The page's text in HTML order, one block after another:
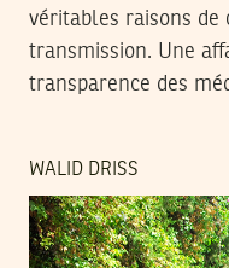
véritables raisons
transmission. Une
transparence des
WALID DRISS